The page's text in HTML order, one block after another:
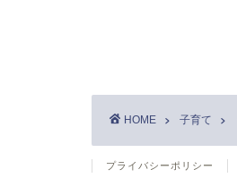
HOME 子育て
プライバシーポリシー